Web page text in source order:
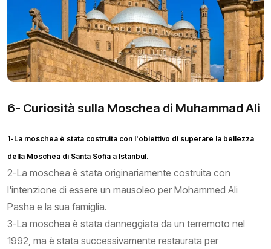
6- Curiosità sulla Moschea di Muhammad Ali
1-La moschea è stata costruita con l'obiettivo di superare la bellezza
della Moschea di Santa Sofia a Istanbul.
2-La moschea è stata originariamente costruita con
l'intenzione di essere un mausoleo per Mohammed Ali
Pasha e la sua famiglia.
3-La moschea è stata danneggiata da un terremoto nel
1992, ma è stata successivamente restaurata per